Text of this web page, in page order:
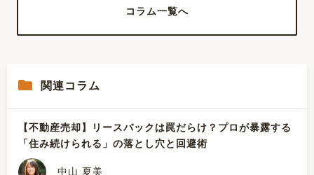
コラム一覧へ
関連コラム
【不動産売却】リースバックは罠だらけ？プロが暴露する
「住み続けられる」の落とし穴と回避術
中山 夏美